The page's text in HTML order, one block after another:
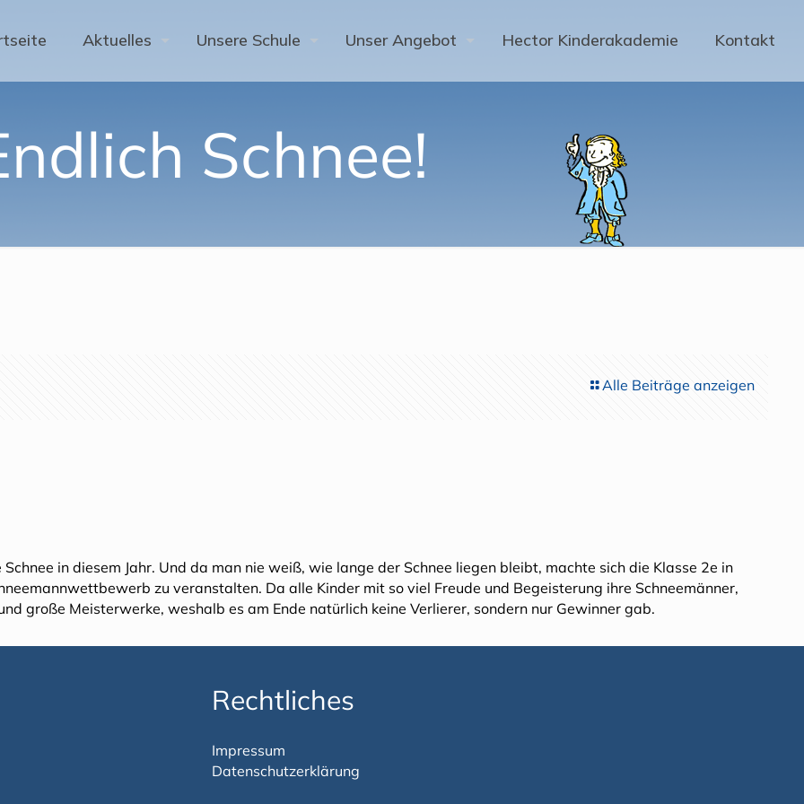
Aktuelles Unsere Schule Unser Angebot Hector Kinderakademie Kontakt
Schnee!
Alle Beiträge anzeigen
in diesem Jahr. Und da man nie weiß, wie lange der Schnee liegen bleibt, machte sich die Klasse 2e in
zu veranstalten. Da alle Kinder mit so viel Freude und Begeisterung ihre Schneemänner,
große Meisterwerke, weshalb es am Ende natürlich keine Verlierer, sondern nur Gewinner gab.
Rechtliches
Impressum
Datenschutzerklärung